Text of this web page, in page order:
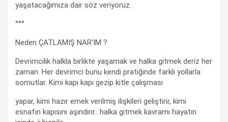
yaşatacağımıza dair söz veriyoruz.
°°°
Neden ÇATLAMIŞ NAR’IM ?
Devrimcilik halkla birlikte yaşamak ve halka gitmek deriz her
zaman. Her devrimci bunu kendi pratiğinde farklı yollarla
somutlar. Kimi kapı kapı gezip kitle çalışması
yapar, kimi hazır emek verilmiş ilişkileri geliştirir, kimi
esnafın kapısını aşındırır.. halka gitmek kavramı hayatın